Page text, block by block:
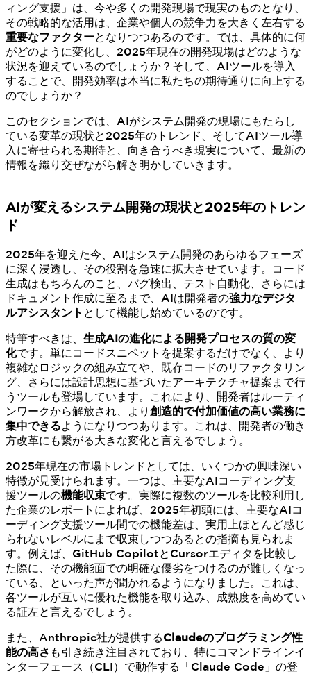
ィング支援」は、今や多くの開発現場で現実のものとなり、
その戦略的な活用は、企業や個人の競争力を大きく左右する
重要なファクターとなりつつあるのです。では、具体的に何
がどのように変化し、2025年現在の開発現場はどのような
状況を迎えているのでしょうか？そして、AIツールを導入
することで、開発効率は本当に私たちの期待通りに向上する
のでしょうか？
このセクションでは、AIがシステム開発の現場にもたらし
ている変革の現状と2025年のトレンド、そしてAIツール導
入に寄せられる期待と、向き合うべき現実について、最新の
情報を織り交ぜながら解き明かしていきます。
AIが変えるシステム開発の現状と2025年のトレン
ド
2025年を迎えた今、AIはシステム開発のあらゆるフェーズ
に深く浸透し、その役割を急速に拡大させています。コード
生成はもちろんのこと、バグ検出、テスト自動化、さらには
ドキュメント作成に至るまで、AIは開発者の強力なデジタ
ルアシスタント として機能し始めているのです。
特筆すべきは、 生成AIの進化による開発プロセスの質の変
化です。単にコードスニペットを提案するだけでなく、より
複雑なロジックの組み立てや、既存コードのリファクタリン
グ、さらには設計思想に基づいたアーキテクチャ提案まで行
うツールも登場しています。これにより、開発者はルーティ
ンワークから解放され、より 創造的で付加価値の高い業務に
集中できるようになりつつあります。これは、開発者の働き
方改革にも繋がる大きな変化と言えるでしょう。
2025年現在の市場トレンドとしては、いくつかの興味深い
特徴が見受けられます。一つは、主要なAIコーディング支
援ツールの機能収束です。実際に複数のツールを比較利用し
た企業のレポートによれば、2025年初頭には、主要なAIコ
ーディング支援ツール間での機能差は、実用上ほとんど感じ
られないレベルにまで収束しつつあるとの指摘も見られま
す。例えば、GitHub CopilotとCursorエディタを比較し
た際に、その機能面での明確な優劣をつけるのが難しくなっ
ている、といった声が聞かれるようになりました。これは、
各ツールが互いに優れた機能を取り込み、成熟度を高めてい
る証左と言えるでしょう。
また、Anthropic社が提供するClaudeのプログラミング性
能の高さ も引き続き注目されており、特にコマンドラインイ
ンターフェース（CLI）で動作する「Claude Code」の登